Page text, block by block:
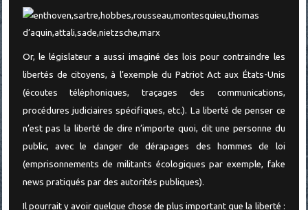
Or, le législateur a aussi imaginé des lois pour contraindre les
libertés de citoyens, à l’exemple du Patriot Act aux États-Unis
(écoutes téléphoniques, traçages des communications,
procédures judiciaires spécifiques, etc.). La liberté de penser ce
n’est pas la liberté de dire n’importe quoi, dit une personne du
public, avec le danger de dérapages des hommes de loi
(emprisonnements de militants écologiques par exemple, fake
news pratiqués par des autorités publiques).
Il pourrait y avoir quelque chose de plus important que la liberté :